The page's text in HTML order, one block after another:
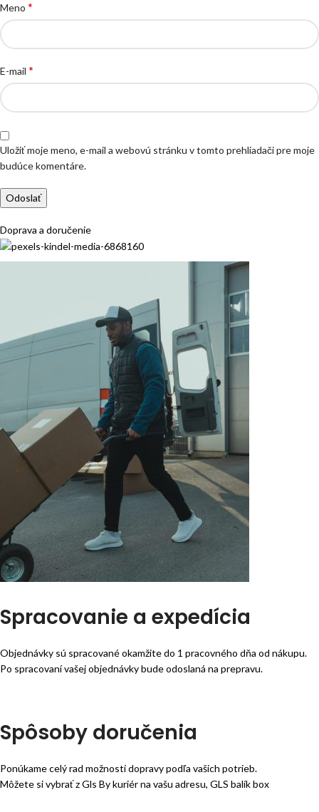
Meno *
E-mail *
Uložiť moje meno, e-mail a webovú stránku v tomto prehliadači pre moje
budúce komentáre.
Doprava a doručenie
Spracovanie a expedícia
Objednávky sú spracované okamžite do 1 pracovného dňa od nákupu.
Po spracovaní vašej objednávky bude odoslaná na prepravu.
Spôsoby doručenia
Ponúkame celý rad možností dopravy podľa vašich potrieb.
Môžete si vybrať z Gls By kuriér na vašu adresu, GLS balík box